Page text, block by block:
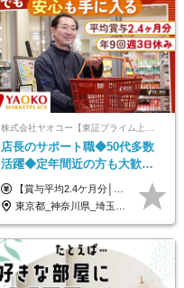
店長のサポート職◆50代多数
活躍◆定年間近の方も大歓
迎！◆出勤はお昼から◆平均
賞与2.4ヶ月分◆残業少なめ
【賞与平均2.4ケ月分│決算賞与も20年以上連続で支給中！】 ＜月収例＞ 月収29万円（地域限定正社員／残業代・各種手当含む） 月収26万円（契約社員／残業代・各種手当含む） ◆月給：月給258,400円～361,500円＋残業代＋各種手当 ※給与は前職での経験、スキルを考慮し、決定します ※残業代は全額支給します ※契約社員としてご入社いただく方は、賞与額に差異あり。詳細は面接でお話しします ※試用期間3ヶ月あり。条件に変更はありません ※契約社員の場合：契約期間12カ月（更新あり） ※60歳未満でご入社いただいた方も、60歳になったタイミングで雇用形態は契約社員に切り替えとなります。
東京都_神奈川県_埼玉県_千葉県_茨城県_栃木県_群馬県